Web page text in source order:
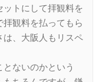
トにして拝観料を
観料を払ってもら
は、大阪人もリスペ
ないのかという